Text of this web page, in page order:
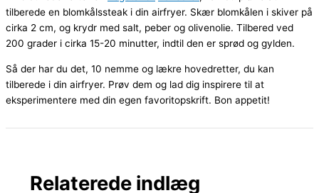
tilberede en blomkålssteak i din airfryer. Skær blomkålen i skiver på
cirka 2 cm, og krydr med salt, peber og olivenolie. Tilbered ved
200 grader i cirka 15-20 minutter, indtil den er sprød og gylden.
Så der har du det, 10 nemme og lækre hovedretter, du kan
tilberede i din airfryer. Prøv dem og lad dig inspirere til at
eksperimentere med din egen favoritopskrift. Bon appetit!
Relaterede indlæg